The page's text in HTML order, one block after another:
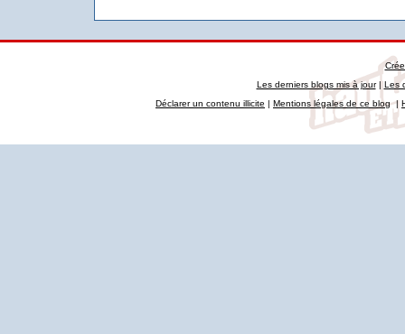
Les derniers blogs mis à jour|Les
Déclarer un contenu illicite | Mentions légales de ce blog|